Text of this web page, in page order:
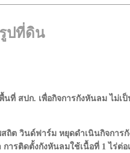
ปที่ดิน
ที่ สปก. เพื่อกิจการกังหันลม ไม่เ
ถิต วินด์ฟาร์ม หยุดดำเนินกิจการ
ารติดตั้งกังหันลมใช้เนื้อที่ 1 ไร่ต่อ